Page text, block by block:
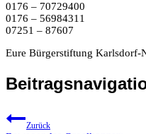
0176 – 70729400
0176 – 56984311
07251 – 87607
Eure Bürgerstiftung Karlsdorf-
Zurück